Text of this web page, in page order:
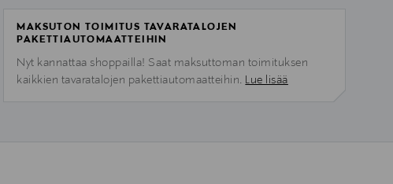
MAKSUTON TOIMITUS TAVARATALOJEN
PAKETTIAUTOMAATTEIHIN
Nyt kannattaa shoppailla! Saat maksuttoman toimituksen
kaikkien tavaratalojen pakettiautomaatteihin. Lue lisää